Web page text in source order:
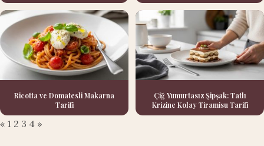
Ricotta ve Domatesli Makarna
Tarifi
Çiğ Yumurtasız Şipşak: Tatlı
Krizine Kolay Tiramisu Tarifi
« 1 2 3 4 »